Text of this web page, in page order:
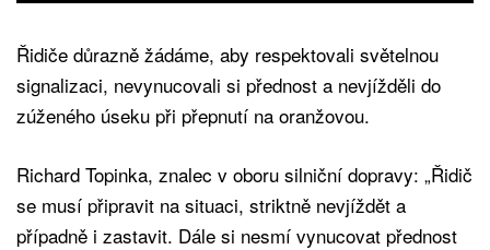
Řidiče důrazně žádáme, aby respektovali světelnou
signalizaci, nevynucovali si přednost a nevjížděli do
zúženého úseku při přepnutí na oranžovou.
Richard Topinka, znalec v oboru silniční dopravy: „Řidič
se musí připravit na situaci, striktně nevjíždět a
případně i zastavit. Dále si nesmí vynucovat přednost